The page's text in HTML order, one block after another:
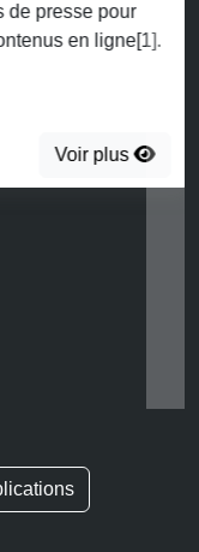
pour
en ligne[1].
Voir plus